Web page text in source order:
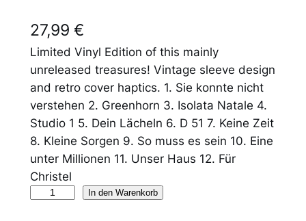
27,99 €
Limited Vinyl Edition of this mainly
unreleased treasures! Vintage sleeve design
and retro cover haptics. 1. Sie konnte nicht
verstehen 2. Greenhorn 3. Isolata Natale 4.
Studio 1 5. Dein Lächeln 6. D 51 7. Keine Zeit
8. Kleine Sorgen 9. So muss es sein 10. Eine
unter Millionen 11. Unser Haus 12. Für
Christel
In den Warenkorb